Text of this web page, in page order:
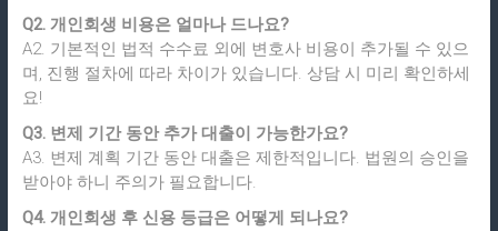
Q2. 개인회생 비용은 얼마나 드나요?
A2. 기본적인 법적 수수료 외에 변호사 비용이 추가될 수 있으
며, 진행 절차에 따라 차이가 있습니다. 상담 시 미리 확인하세
요!
Q3. 변제 기간 동안 추가 대출이 가능한가요?
A3. 변제 계획 기간 동안 대출은 제한적입니다. 법원의 승인을
받아야 하니 주의가 필요합니다.
Q4. 개인회생 후 신용 등급은 어떻게 되나요?